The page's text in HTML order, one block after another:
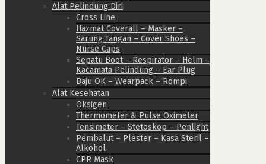
Alat Pelindung Diri
Cross Line
Hazmat Coverall – Masker –
Sarung Tangan – Cover Shoes –
Nurse Caps
Sepatu Boot – Respirator – Helm –
Kacamata Pelindung – Ear Plug
Baju OK – Wearpack – Rompi
Alat Kesehatan
Oksigen
Thermometer & Pulse Oximeter
Tensimeter – Stetoskop – Penlight
Pembalut – Plester – Kasa Steril –
Alkohol
CPR Mask